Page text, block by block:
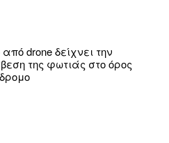
από drone δείχνει την
της φωτιάς στο όρος